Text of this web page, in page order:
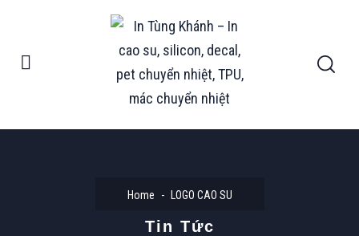
Home LOGO CAO SU
Tin Tức